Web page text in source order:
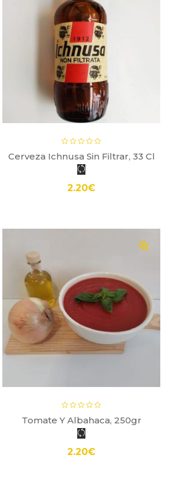
Cerveza Ichnusa Sin Filtrar, 33 Cl
2.20€
Tomate Y Albahaca, 250gr
2.20€